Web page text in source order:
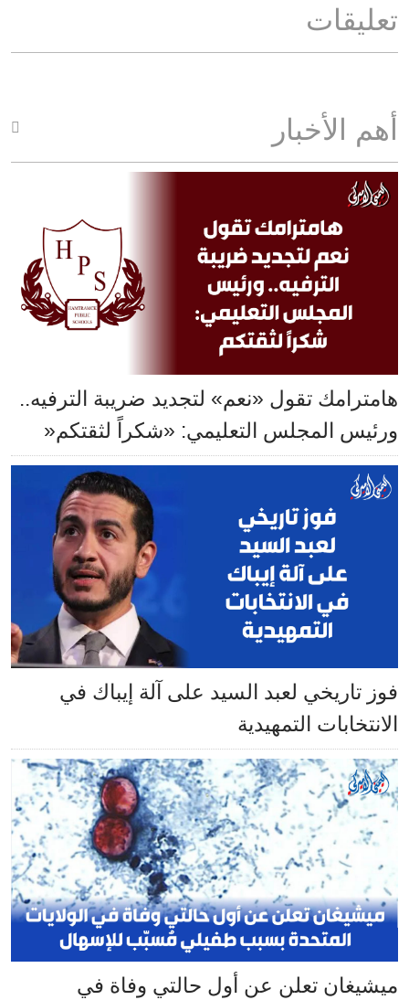
تعليقات
أهم الأخبار
هامترامك تقول «نعم» لتجديد ضريبة الترفيه..
ورئيس المجلس التعليمي: «شكراً لثقتكم«
فوز تاريخي لعبد السيد على آلة إيباك في
الانتخابات التمهيدية
ميشيغان تعلن عن أول حالتي وفاة في